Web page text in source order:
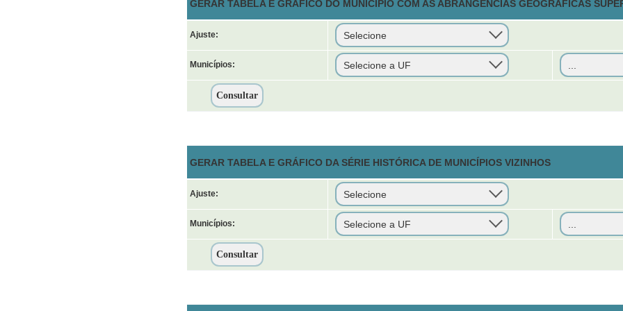
GERAR TABELA E GRÁFICO DO MUNICÍPIO COM AS ABRANGÊNCIAS GEOGRÁFICAS
Ajuste:
Municípios:
GERAR TABELA E GRÁFICO DA SÉRIE HISTÓRICA DE MUNICÍPIOS VIZINHOS
Ajuste:
Municípios: